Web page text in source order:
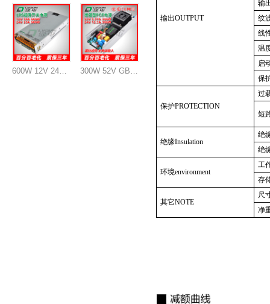
输出OUTPUT
输
纹
线
温
启
保
保护PROTECTION
过
短
绝缘Insulation
绝
绝
环境environment
工
存
其它NOTE
尺
净
600W 12V 24V 超薄开关电源 300W 52V GB系列POE交换机电源模块